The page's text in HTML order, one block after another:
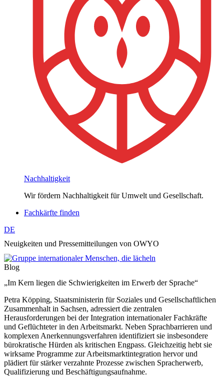
Nachhaltigkeit
Wir fördern Nachhaltigkeit für Umwelt und Gesellschaft.
Fachkärfte finden
DE
Neuigkeiten und Pressemitteilungen von OWYO
Blog
„Im Kern liegen die Schwierigkeiten im Erwerb der Sprache“
Petra Köpping, Staatsministerin für Soziales und Gesellschaftlichen
Zusammenhalt in Sachsen, adressiert die zentralen
Herausforderungen bei der Integration internationaler Fachkräfte
und Geflüchteter in den Arbeitsmarkt. Neben Sprachbarrieren und
komplexen Anerkennungsverfahren identifiziert sie insbesondere
bürokratische Hürden als kritischen Engpass. Gleichzeitig hebt sie
wirksame Programme zur Arbeitsmarktintegration hervor und
plädiert für stärker verzahnte Prozesse zwischen Spracherwerb,
Qualifizierung und Beschäftigungsaufnahme.